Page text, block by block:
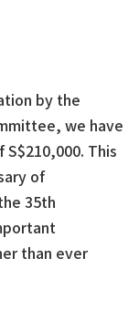
by the
we have
This
of
35th
than ever